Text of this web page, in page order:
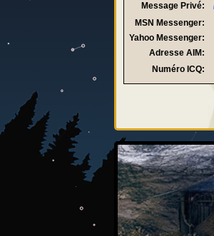
Message Privé:
MSN Messenger:
Yahoo Messenger:
Adresse AIM:
Numéro ICQ: